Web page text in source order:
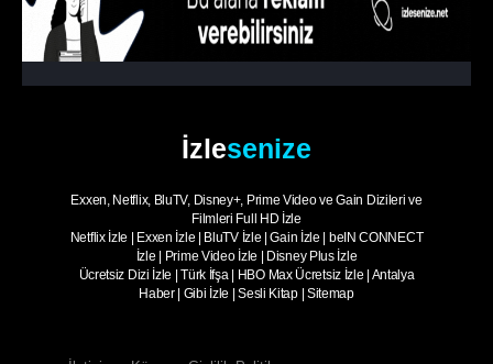
İzlesenize
Exxen, Netflix, BluTV, Disney+, Prime Video ve Gain Dizileri ve
Filmleri Full HD İzle
Netflix İzle | Exxen İzle | BluTV İzle |Gain İzle | beIN CONNECT
İzle | Prime Video İzle | Disney Plus İzle
Ücretsiz Dizi İzle |Türk İfşa | HBO Max Ücretsiz İzle | Antalya
Haber| Gibi İzle |Sesli Kitap| Sitemap